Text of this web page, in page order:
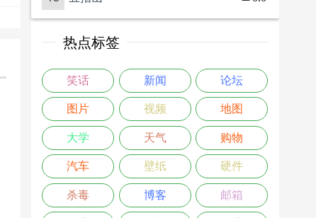
热点标签
笑话 新闻 论坛
图片 视频 地图
大学 天气 购物
汽车 壁纸 硬件
杀毒 博客 邮箱